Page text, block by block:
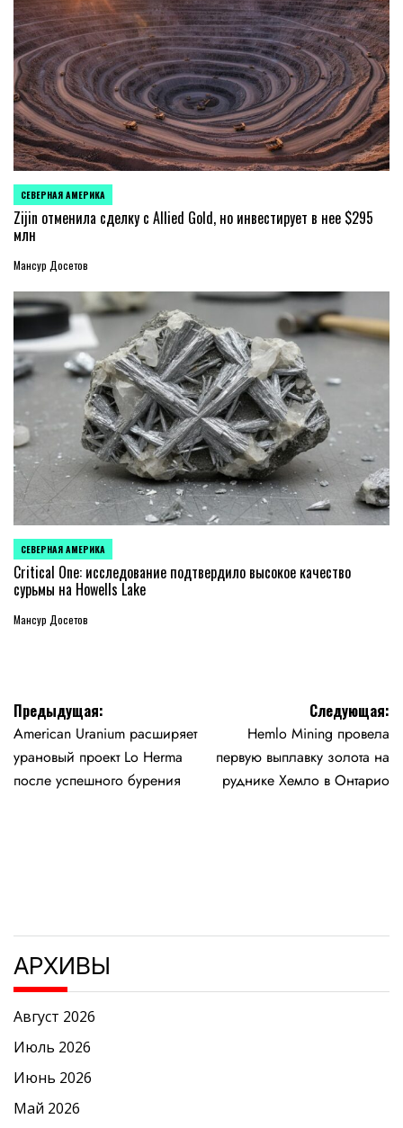
ОПУБЛИКОВАНО
В
СЕВЕРНАЯ АМЕРИКА
Zijin отменила сделку с Allied Gold, но инвестирует в нее $295
млн
Мансур Досетов
ОПУБЛИКОВАНО
В
СЕВЕРНАЯ АМЕРИКА
Critical One: исследование подтвердило высокое качество
сурьмы на Howells Lake
Мансур Досетов
Навигация
по
записям
Предыдущая:
American Uranium расширяет
урановый проект Lo Herma
после успешного бурения
Следующая:
Hemlo Mining провела
первую выплавку золота на
руднике Хемло в Онтарио
АРХИВЫ
Август 2026
Июль 2026
Июнь 2026
Май 2026